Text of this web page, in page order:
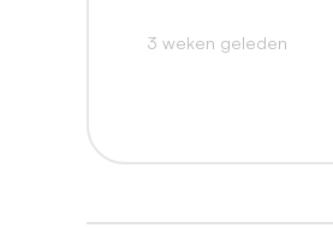
3 weken geleden